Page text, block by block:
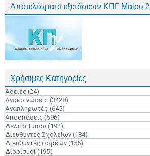
Αποτελέσματα εξετάσεων ΚΠΓ Μαΐου
Χρήσιμες Κατηγορίες
Άδειες (24)
Ανακοινώσεις (3428)
Αναπληρωτές (645)
Αποσπάσεις (596)
Δελτία Τύπου (192)
Διευθυντές Σχολείων (184)
Διευθυντές φορέων (155)
Διορισμοί (195)